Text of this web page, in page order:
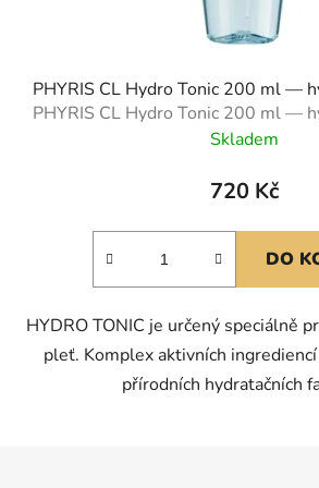
PHYRIS CL Hydro Tonic 200 ml —
PHYRIS CL Hydro Tonic 200 ml —
Skladem
720 Kč
DO
HYDRO TONIC je určený speciálně
pleť. Komplex aktivních
přírodních hydratačních